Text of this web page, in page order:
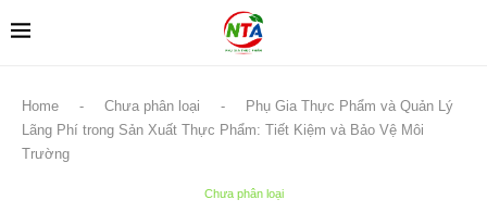
Home - Chưa phân loại -
Phụ Gia Thực Phẩm và Quản Lý
Lãng Phí trong Sản Xuất Thực Phẩm: Tiết Kiệm và Bảo Vệ Môi
Trường
Chưa phân loại